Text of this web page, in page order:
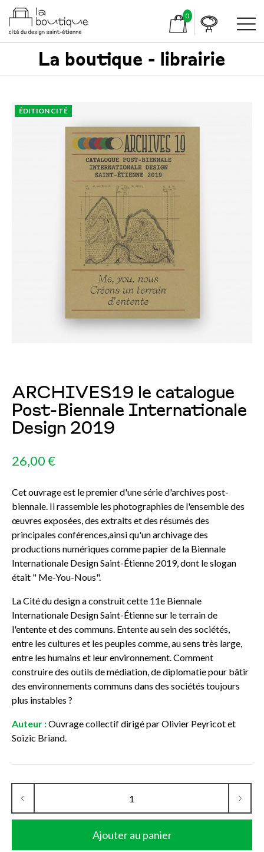
0
La boutique - librairie
ÉDITION CITÉ
ARCHIVES19 le catalogue
Post-Biennale Internationale
Design 2019
26,00 €
Cet ouvrage est le premier d'une série d'archives post-
biennale. Il rassemble les photographies de l'ensemble des
œuvres exposées, des extraits et des résumés des
principales conférences,ainsi qu'un archivage des
productions numériques comme papier de la Biennale
Internationale Design Saint-Étienne 2019, dont le slogan
était " Me-You-Nous".
La Cité du design a construit cette 11e Biennale
Internationale Design Saint-Étienne sur le terrain de
l'entente et des communs. Entente au sein des sociétés,
entre les cultures et les peuples comme, au sens très large,
entre les humains et leur environnement. Comment
construire des outils de médiation, de diplomatie pour bâtir
des environnements communs dans des sociétés toujours
plus instables ?
Auteur :Ouvrage collectif dirigé par Olivier Peyricot et
Soizic Briand.
Ajouter au panier